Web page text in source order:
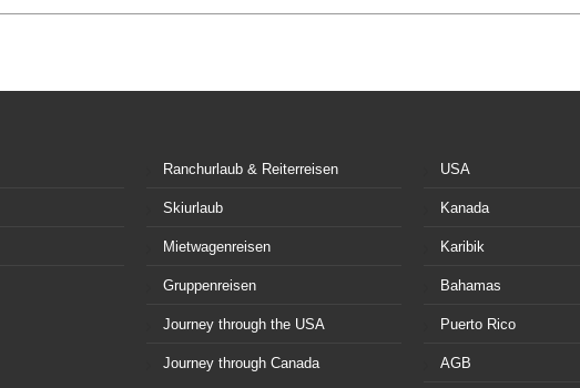
Ranchurlaub & Reiterreisen
Skiurlaub
Mietwagenreisen
Gruppenreisen
Journey through the USA
Journey through Canada
USA
Kanada
Karibik
Bahamas
Puerto Rico
AGB